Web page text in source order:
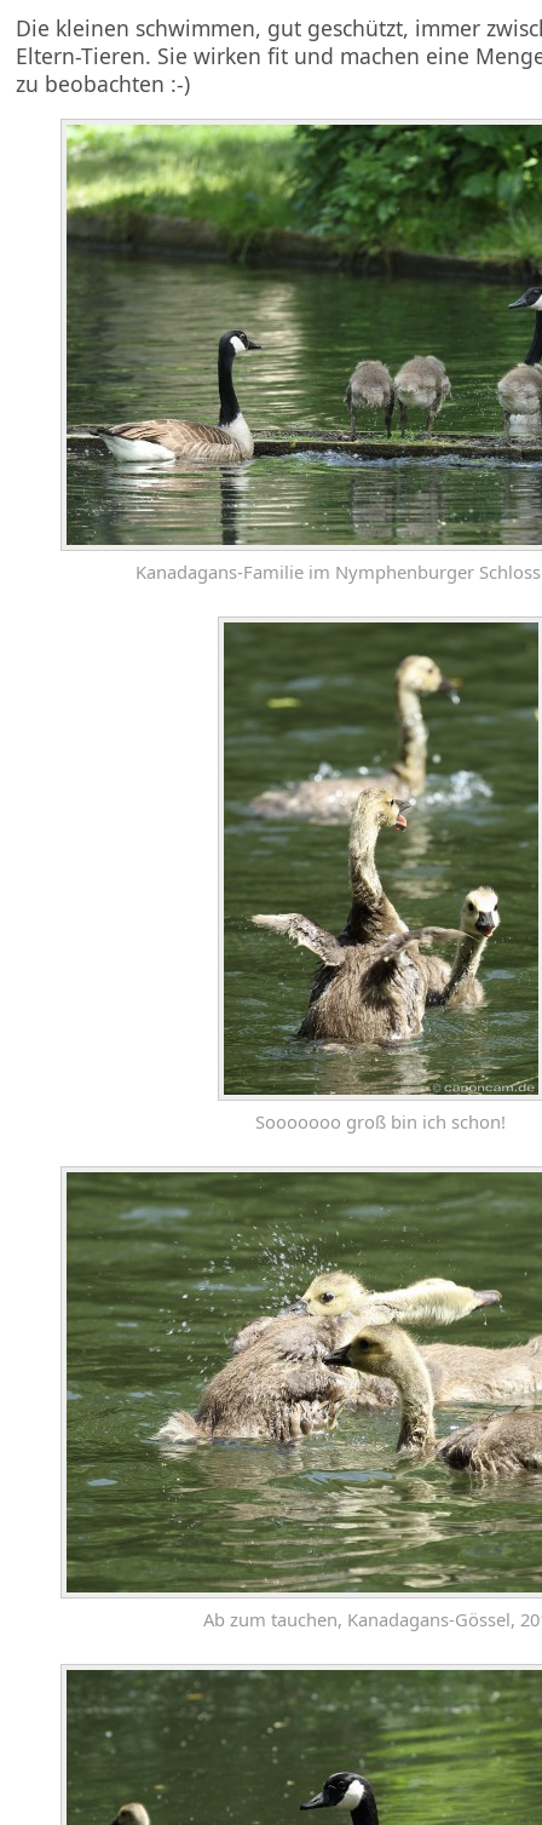
Die kleinen schwimmen, gut geschützt, immer
Eltern-Tieren. Sie wirken fit und machen eine
zu beobachten :-)
Kanadagans-Familie im Nymphenburger
Sooooooo groß bin ich schon!
Ab zum tauchen, Kanadagans-Gössel,